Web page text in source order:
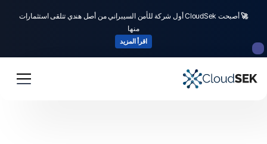
🚀
أصبحت CloudSek أول شركة للأمن السيبراني من أصل هندي تتلقى استثمارات
منها
اقرأ المزيد